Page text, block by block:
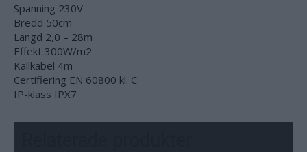
Spänning 230V
Bredd 50cm
Längd 2,0 – 28m
Effekt 300W/m2
Kallkabel 4m
Certifiering EN 60800 kl. C
IP-klass IPX7